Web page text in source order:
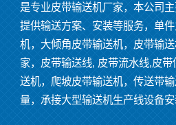
是专业皮带输送机厂家，本公司
提供输送方案、安装等服务，单
机，大倾角皮带输送机，皮带输
家，皮带输送线, 皮带流水线,皮带
送机，爬坡皮带输送机，传送带
量，承接大型输送机生产线设备安